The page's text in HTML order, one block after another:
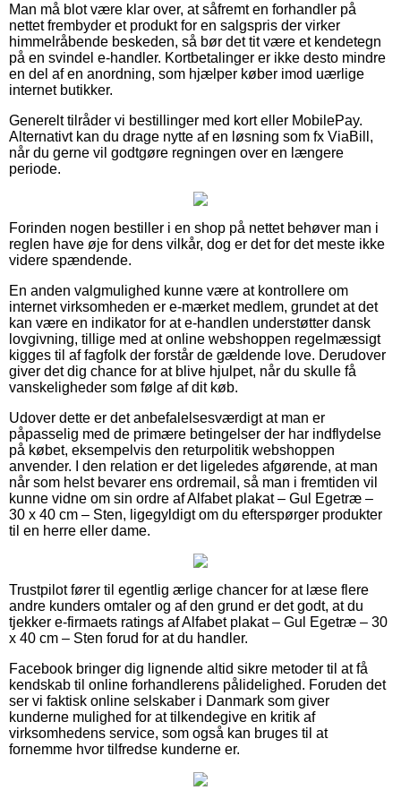
Man må blot være klar over, at såfremt en forhandler på
nettet frembyder et produkt for en salgspris der virker
himmelråbende beskeden, så bør det tit være et kendetegn
på en svindel e-handler. Kortbetalinger er ikke desto mindre
en del af en anordning, som hjælper køber imod uærlige
internet butikker.
Generelt tilråder vi bestillinger med kort eller MobilePay.
Alternativt kan du drage nytte af en løsning som fx ViaBill,
når du gerne vil godtgøre regningen over en længere
periode.
Forinden nogen bestiller i en shop på nettet behøver man i
reglen have øje for dens vilkår, dog er det for det meste ikke
videre spændende.
En anden valgmulighed kunne være at kontrollere om
internet virksomheden er e-mærket medlem, grundet at det
kan være en indikator for at e-handlen understøtter dansk
lovgivning, tillige med at online webshoppen regelmæssigt
kigges til af fagfolk der forstår de gældende love. Derudover
giver det dig chance for at blive hjulpet, når du skulle få
vanskeligheder som følge af dit køb.
Udover dette er det anbefalelsesværdigt at man er
påpasselig med de primære betingelser der har indflydelse
på købet, eksempelvis den returpolitik webshoppen
anvender. I den relation er det ligeledes afgørende, at man
når som helst bevarer ens ordremail, så man i fremtiden vil
kunne vidne om sin ordre af Alfabet plakat – Gul Egetræ –
30 x 40 cm – Sten, ligegyldigt om du efterspørger produkter
til en herre eller dame.
Trustpilot fører til egentlig ærlige chancer for at læse flere
andre kunders omtaler og af den grund er det godt, at du
tjekker e-firmaets ratings af Alfabet plakat – Gul Egetræ – 30
x 40 cm – Sten forud for at du handler.
Facebook bringer dig lignende altid sikre metoder til at få
kendskab til online forhandlerens pålidelighed. Foruden det
ser vi faktisk online selskaber i Danmark som giver
kunderne mulighed for at tilkendegive en kritik af
virksomhedens service, som også kan bruges til at
fornemme hvor tilfredse kunderne er.